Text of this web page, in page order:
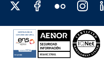
Redes sociales